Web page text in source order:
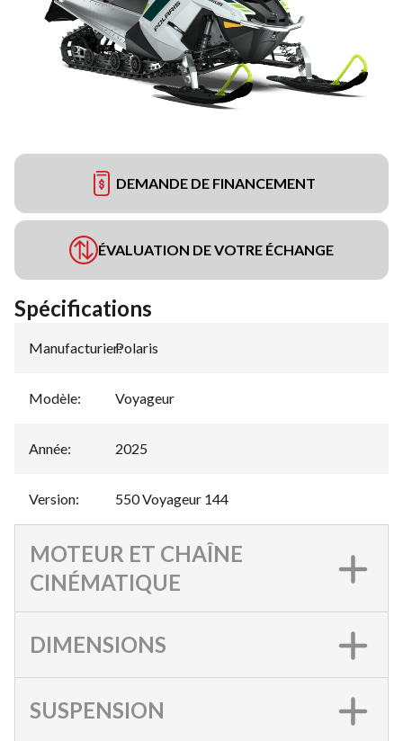
DEMANDE DE FINANCEMENT
ÉVALUATION DE VOTRE ÉCHANGE
Spécifications
Manufacturier:
Polaris
Modèle: Voyageur
Année: 2025
Version: 550 Voyageur 144
MOTEUR ET CHAÎNE
CINÉMATIQUE
DIMENSIONS
SUSPENSION